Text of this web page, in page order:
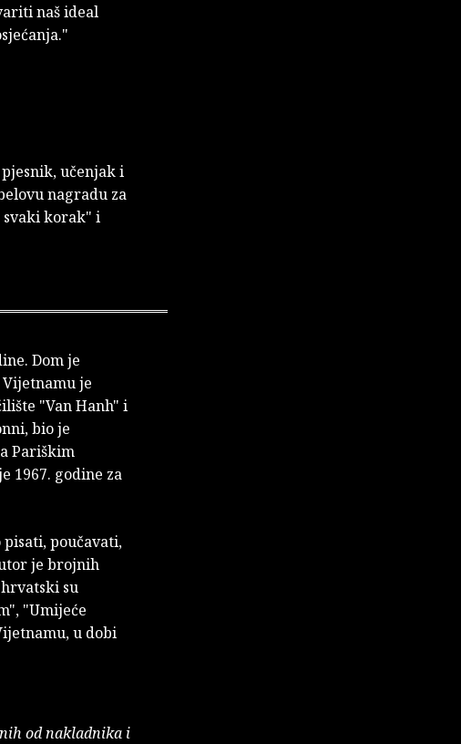
naš ideal
učenjak i
nagradu za
korak" i
Dom je
je
"Van Hanh" i
bio je
Pariškim
1967. godine za
pisati, poučavati,
je brojnih
su
"Umijeće
u dobi
od nakladnika i